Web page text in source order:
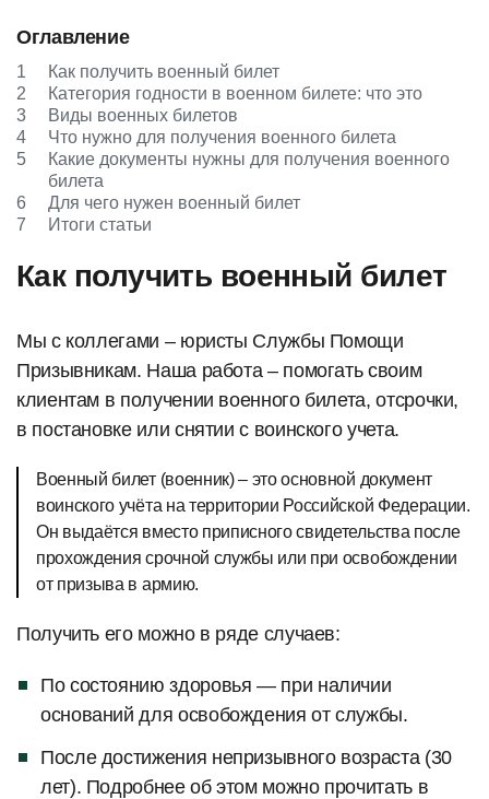
Оглавление
1
Как получить военный билет
2
Категория годности в военном билете: что это
3
Виды военных билетов
4
Что нужно для получения военного билета
5
Какие документы нужны для получения военного
билета
6
Для чего нужен военный билет
7
Итоги статьи
Как получить военный билет
Мы с коллегами – юристы Службы Помощи
Призывникам. Наша работа – помогать своим
клиентам в получении военного билета, отсрочки,
в постановке или снятии с воинского учета.
Военный билет (военник) – это основной документ
воинского учёта на территории Российской Федерации.
Он выдаётся вместо приписного свидетельства после
прохождения срочной службы или при освобождении
от призыва в армию.
Получить его можно в ряде случаев:
По состоянию здоровья — при наличии
оснований для освобождения от службы.
После достижения непризывного возраста (30
лет). Подробнее об этом можно прочитать в